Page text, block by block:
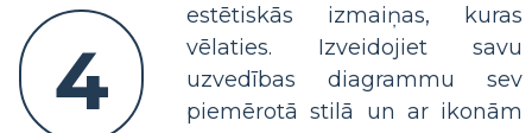
4
estētiskās izmaiņas, kuras
vēlaties. Izveidojiet savu
uzvedības diagrammu sev
piemērotā stilā un ar ikonām